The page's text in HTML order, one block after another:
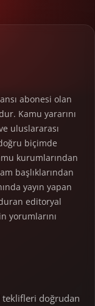
abonesi olan
Kamu yararını
uluslararası
biçimde
kurumlarından
başlıklarından
yayın yapan
editoryal
yorumlarını
teklifleri doğrudan